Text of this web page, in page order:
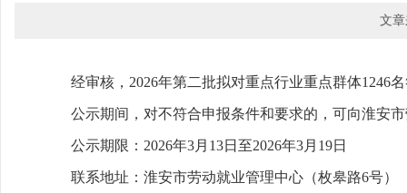
文
经审核，2026年第二批拟对重点行业重点群体1246
公示期间，对不符合申报条件和要求的，可向淮安
公示期限：2026年3月13日至2026年3月19日
联系地址：淮安市劳动就业管理中心（枚皋路6号）